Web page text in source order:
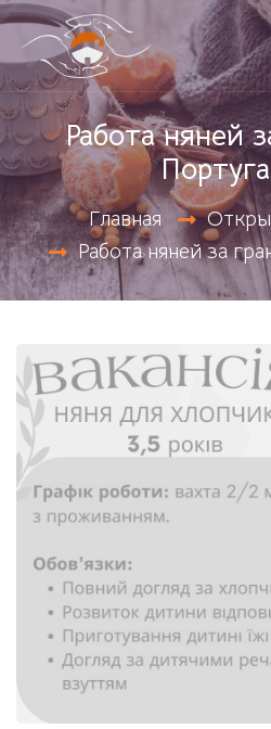
Работа няней
Главная
Работа няней за